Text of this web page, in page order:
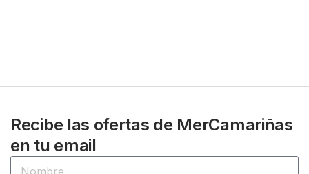
Recibe las ofertas de MerCamariñas
en tu email